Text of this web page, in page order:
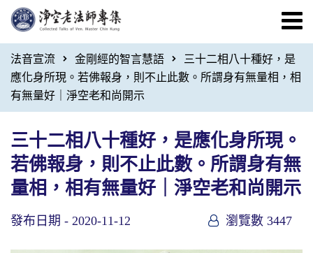
法音宣流 金剛經的智言慧語
三十二相八十種好，是
應化身所現。若佛報身，則不止此數。所謂身有無量相，相
有無量好｜淨空老和尚開示
三十二相八十種好，是應化身所現。
若佛報身，則不止此數。所謂身有無
量相，相有無量好｜淨空老和尚開示
發布日期 - 2020-11-12 瀏覽數 3447